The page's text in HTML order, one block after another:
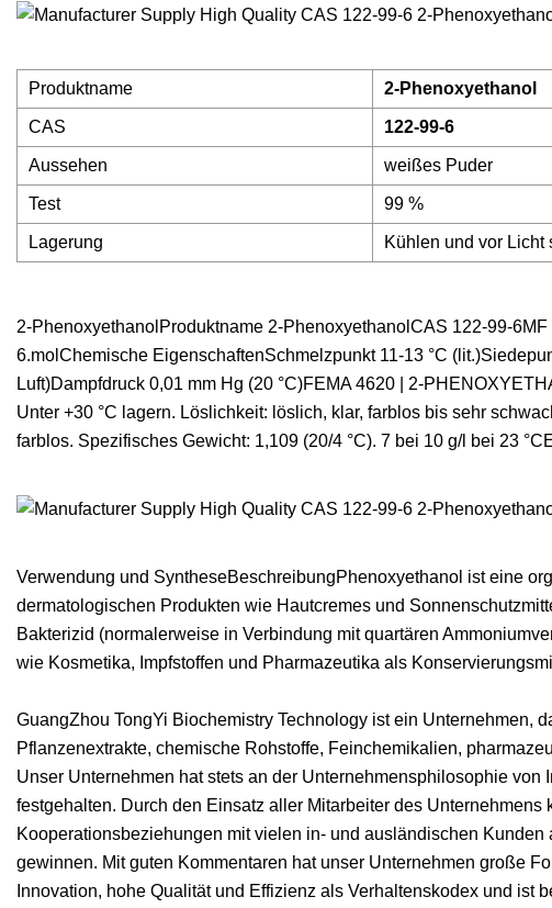
Produktname 2-Phenoxyethanol
CAS 122-99-6
Aussehen weißes Puder
Test 99 %
Lagerung Kühlen und vor Licht
2-PhenoxyethanolProduktname 2-PhenoxyethanolCAS 122-99-
6.molChemische EigenschaftenSchmelzpunkt 11-13 °C
Luft)Dampfdruck 0,01 mm Hg (20 °C)FEMA 4620 | 2-
Unter +30 °C lagern. Löslichkeit: löslich, klar, farblos bis sehr
farblos. Spezifisches Gewicht: 1,109 (20/4 °C). 7 bei 10 g/l bei 23
Verwendung und SyntheseBeschreibungPhenoxyethanol ist eine
dermatologischen Produkten wie Hautcremes und
Bakterizid (normalerweise in Verbindung mit quartären
wie Kosmetika, Impfstoffen und Pharmazeutika als
GuangZhou TongYi Biochemistry Technology ist ein Unternehmen,
Pflanzenextrakte, chemische Rohstoffe, Feinchemikalien,
Unser Unternehmen hat stets an der Unternehmensphilosophie
festgehalten. Durch den Einsatz aller Mitarbeiter des
Kooperationsbeziehungen mit vielen in- und ausländischen
gewinnen. Mit guten Kommentaren hat unser Unternehmen große
Innovation, hohe Qualität und Effizienz als Verhaltenskodex und